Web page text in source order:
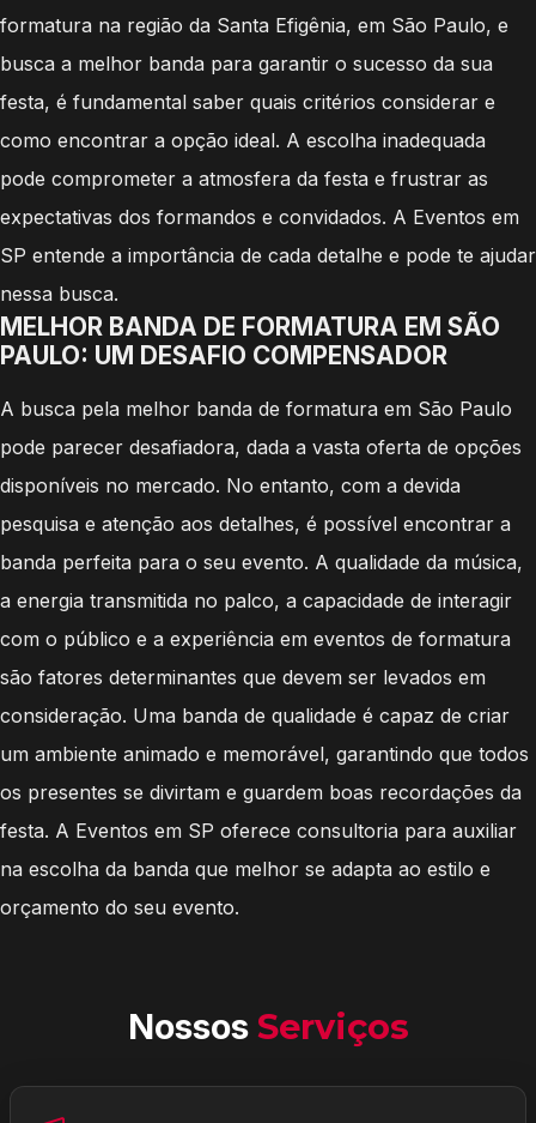
formatura na região da Santa Efigênia, em São Paulo, e
busca a melhor banda para garantir o sucesso da sua
festa, é fundamental saber quais critérios considerar e
como encontrar a opção ideal. A escolha inadequada
pode comprometer a atmosfera da festa e frustrar as
expectativas dos formandos e convidados. A Eventos em
SP entende a importância de cada detalhe e pode te ajudar
nessa busca.
MELHOR BANDA DE FORMATURA EM SÃO
PAULO: UM DESAFIO COMPENSADOR
A busca pela melhor banda de formatura em São Paulo
pode parecer desafiadora, dada a vasta oferta de opções
disponíveis no mercado. No entanto, com a devida
pesquisa e atenção aos detalhes, é possível encontrar a
banda perfeita para o seu evento. A qualidade da música,
a energia transmitida no palco, a capacidade de interagir
com o público e a experiência em eventos de formatura
são fatores determinantes que devem ser levados em
consideração. Uma banda de qualidade é capaz de criar
um ambiente animado e memorável, garantindo que todos
os presentes se divirtam e guardem boas recordações da
festa. A Eventos em SP oferece consultoria para auxiliar
na escolha da banda que melhor se adapta ao estilo e
orçamento do seu evento.
Nossos Serviços